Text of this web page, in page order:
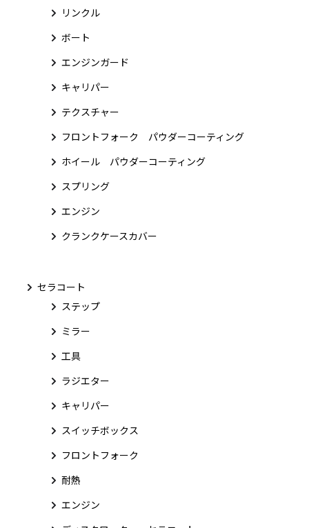
リンクル
ボート
エンジンガード
キャリパー
テクスチャー
フロントフォーク パウダーコーティング
ホイール パウダーコーティング
スプリング
エンジン
クランクケースカバー
セラコート
ステップ
ミラー
工具
ラジエター
キャリパー
スイッチボックス
フロントフォーク
耐熱
エンジン